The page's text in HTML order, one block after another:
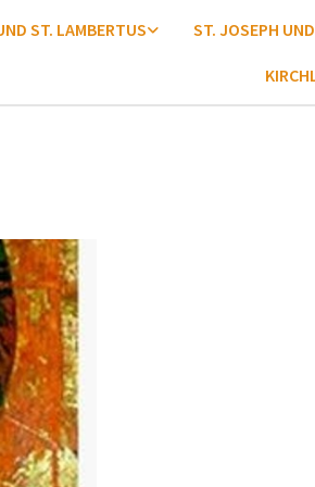
ST. LAMBERTUS ST. JOSEPH